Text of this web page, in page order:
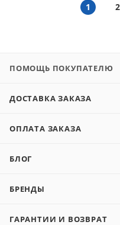
1 2
ПОМОЩЬ ПОКУПАТЕЛЮ
ДОСТАВКА ЗАКАЗА
ОПЛАТА ЗАКАЗА
БЛОГ
БРЕНДЫ
ГАРАНТИИ И ВОЗВРАТ